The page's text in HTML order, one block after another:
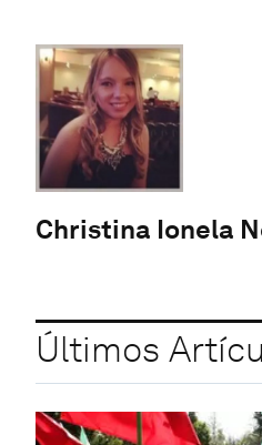
Christina Ionela
Últimos